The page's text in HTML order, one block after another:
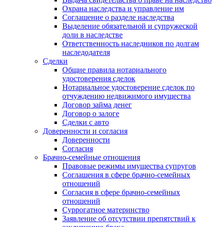
Охрана наследства и управление им
Соглашение о разделе наследства
Выделение обязательной и супружеской
доли в наследстве
Ответственность наследников по долгам
наследодателя
Сделки
Общие правила нотариального
удостоверения сделок
Нотариальное удостоверение сделок по
отчуждению недвижимого имущества
Договор займа денег
Договор о залоге
Сделки с авто
Доверенности и согласия
Доверенности
Согласия
Брачно-семейные отношения
Правовые режимы имущества супругов
Соглашения в сфере брачно-семейных
отношений
Согласия в сфере брачно-семейных
отношений
Суррогатное материнство
Заявление об отсутствии препятствий к